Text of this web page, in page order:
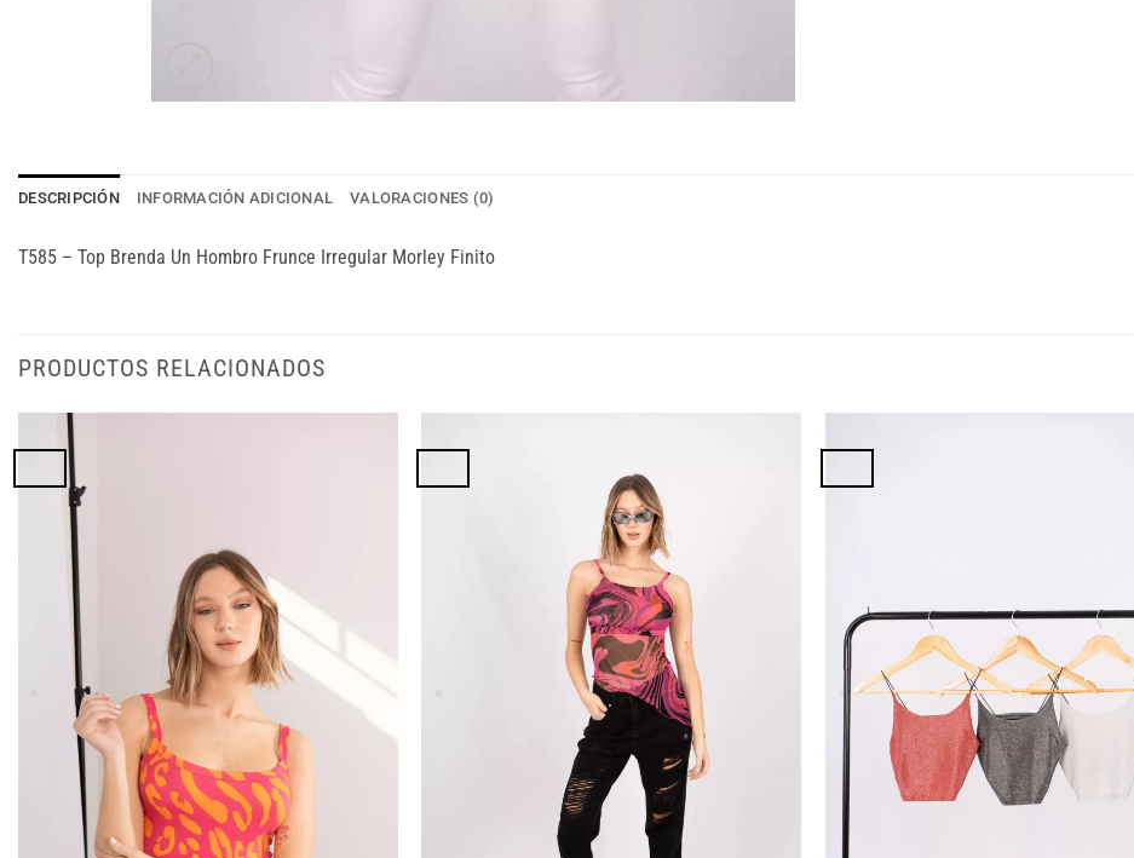
DESCRIPCIÓN INFORMACIÓN ADICIONAL VALORACIONES (0)
T585 – Top Brenda Un Hombro Frunce Irregular Morley Finito
PRODUCTOS RELACIONADOS